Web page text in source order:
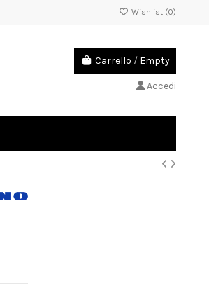
Wishlist (0)
Carrello / Empty
Accedi